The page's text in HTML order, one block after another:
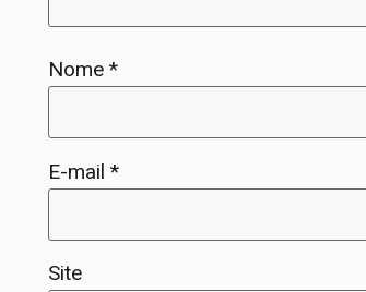
Nome*
E-mail*
Site